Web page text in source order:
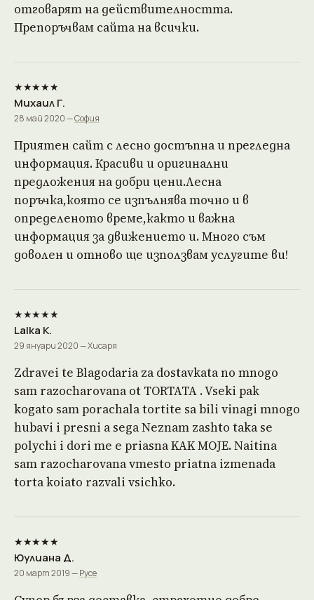
отговарят на действителността.
Препоръчвам сайта на всички.
★★★★★
Михаил Г.
28 май 2020 —София
Приятен сайт с лесно достъпна и прегледна
информация. Красиви и оригинални
предложения на добри цени.Лесна
поръчка,която се изпълнява точно и в
определеното време,както и важна
информация за движението и. Много съм
доволен и отново ще използвам услугите ви!
★★★★★
Lalka K.
29 януари 2020 — Хисаря
Zdravei te Blagodaria za dostavkata no mnogo
sam razocharovana ot TORTATA . Vseki pak
kogato sam porachala tortite sa bili vinagi mnogo
hubavi i presni a sega Neznam zashto taka se
polychi i dori me e priasna KAK MOJE. Naitina
sam razocharovana vmesto priatna izmenada
torta koiato razvali vsichko.
★★★★★
Юулиана Д.
20 март 2019 —Русе